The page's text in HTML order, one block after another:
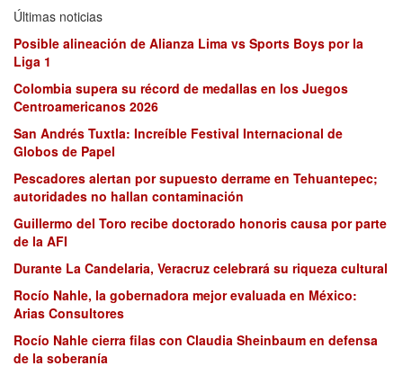
Últimas noticias
Posible alineación de Alianza Lima vs Sports Boys por la
Liga 1
Colombia supera su récord de medallas en los Juegos
Centroamericanos 2026
San Andrés Tuxtla: Increíble Festival Internacional de
Globos de Papel
Pescadores alertan por supuesto derrame en Tehuantepec;
autoridades no hallan contaminación
Guillermo del Toro recibe doctorado honoris causa por parte
de la AFI
Durante La Candelaria, Veracruz celebrará su riqueza cultural
Rocío Nahle, la gobernadora mejor evaluada en México:
Arias Consultores
Rocío Nahle cierra filas con Claudia Sheinbaum en defensa
de la soberanía